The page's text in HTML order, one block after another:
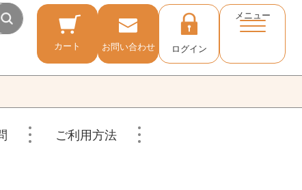
カート お問い合わせ ログイン
メニュー
ご利用方法